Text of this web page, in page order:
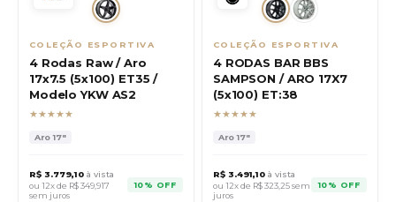
COLEÇÃO ESPORTIVA
4 Rodas Raw / Aro
17x7.5 (5x100) ET35 /
Modelo YKW AS2
★★★★★
Aro17"
R$ 3.779,10 à vista
ou 12x de R$349,917
sem juros
10% OFF
COLEÇÃO ESPORTIVA
4 RODAS BAR BBS
SAMPSON / ARO 17X7
(5x100) ET:38
★★★★★
Aro17"
R$ 3.491,10 à vista
ou 12x de R$323,25sem
juros
10% OFF